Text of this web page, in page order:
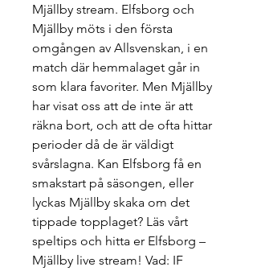
Mjällby stream. Elfsborg och
Mjällby möts i den första
omgången av Allsvenskan, i en
match där hemmalaget går in
som klara favoriter. Men Mjällby
har visat oss att de inte är att
räkna bort, och att de ofta hittar
perioder då de är väldigt
svårslagna. Kan Elfsborg få en
smakstart på säsongen, eller
lyckas Mjällby skaka om det
tippade topplaget? Läs vårt
speltips och hitta er Elfsborg –
Mjällby live stream! Vad: IF